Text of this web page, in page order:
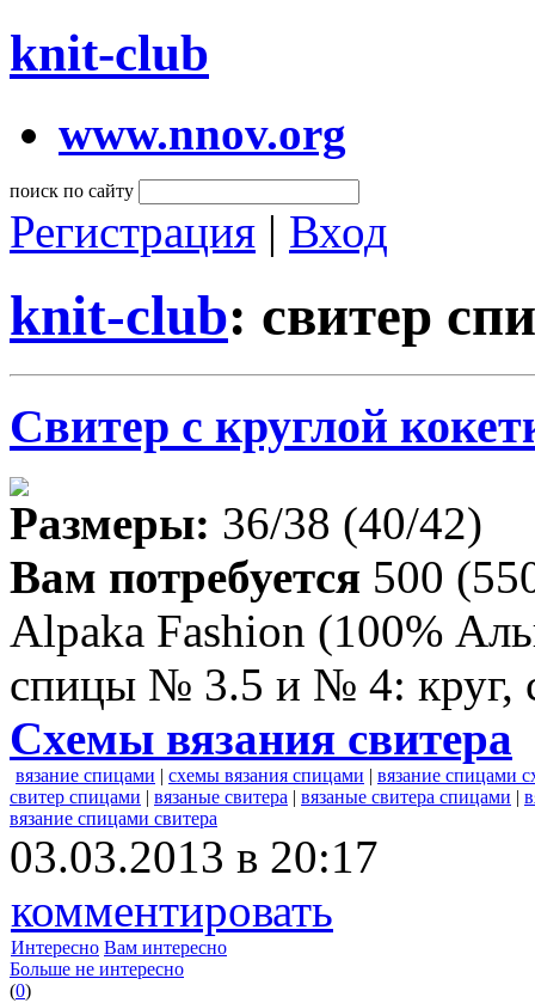
knit-club
www.nnov.org
поиск по сайту
Регистрация | Вход
knit-club: свитер
Свитер с круглой
Размеры: 36/38 (40/42)
Вам потребуется 500
Alpaka Fashion (100%
спицы № 3.5 и № 4:
Схемы вязания свитера
вязание спицами | схемы вязания спицами | вязание спицами
свитер спицами | вязаные свитера | вязаные свитера спицами |
вязание спицами свитера
03.03.2013 в 20:17
комментировать
Интересно Вам интересно
Больше не интересно
(0)